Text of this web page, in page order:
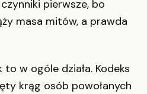
pierwsze, bo
masa mitów, a prawda
w ogóle działa. Kodeks
krąg osób powołanych